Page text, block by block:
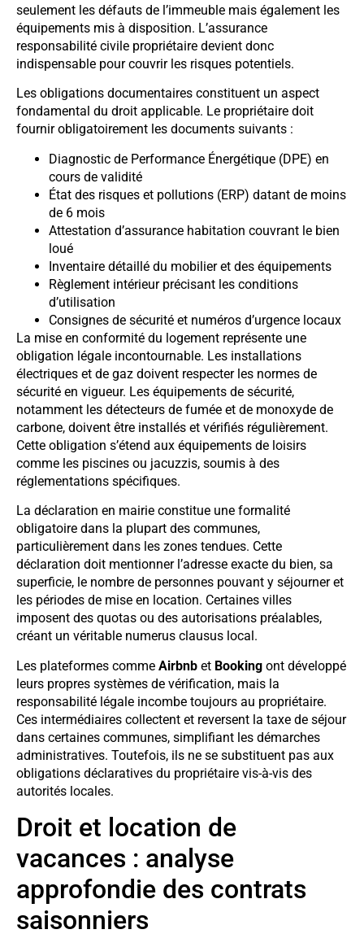
seulement les défauts de l’immeuble mais également les
équipements mis à disposition. L’assurance
responsabilité civile propriétaire devient donc
indispensable pour couvrir les risques potentiels.
Les obligations documentaires constituent un aspect
fondamental du droit applicable. Le propriétaire doit
fournir obligatoirement les documents suivants :
Diagnostic de Performance Énergétique (DPE) en
cours de validité
État des risques et pollutions (ERP) datant de moins
de 6 mois
Attestation d’assurance habitation couvrant le bien
loué
Inventaire détaillé du mobilier et des équipements
Règlement intérieur précisant les conditions
d’utilisation
Consignes de sécurité et numéros d’urgence locaux
La mise en conformité du logement représente une
obligation légale incontournable. Les installations
électriques et de gaz doivent respecter les normes de
sécurité en vigueur. Les équipements de sécurité,
notamment les détecteurs de fumée et de monoxyde de
carbone, doivent être installés et vérifiés régulièrement.
Cette obligation s’étend aux équipements de loisirs
comme les piscines ou jacuzzis, soumis à des
réglementations spécifiques.
La déclaration en mairie constitue une formalité
obligatoire dans la plupart des communes,
particulièrement dans les zones tendues. Cette
déclaration doit mentionner l’adresse exacte du bien, sa
superficie, le nombre de personnes pouvant y séjourner et
les périodes de mise en location. Certaines villes
imposent des quotas ou des autorisations préalables,
créant un véritable numerus clausus local.
Les plateformes comme Airbnb et Booking ont développé
leurs propres systèmes de vérification, mais la
responsabilité légale incombe toujours au propriétaire.
Ces intermédiaires collectent et reversent la taxe de séjour
dans certaines communes, simplifiant les démarches
administratives. Toutefois, ils ne se substituent pas aux
obligations déclaratives du propriétaire vis-à-vis des
autorités locales.
Droit et location de
vacances : analyse
approfondie des contrats
saisonniers